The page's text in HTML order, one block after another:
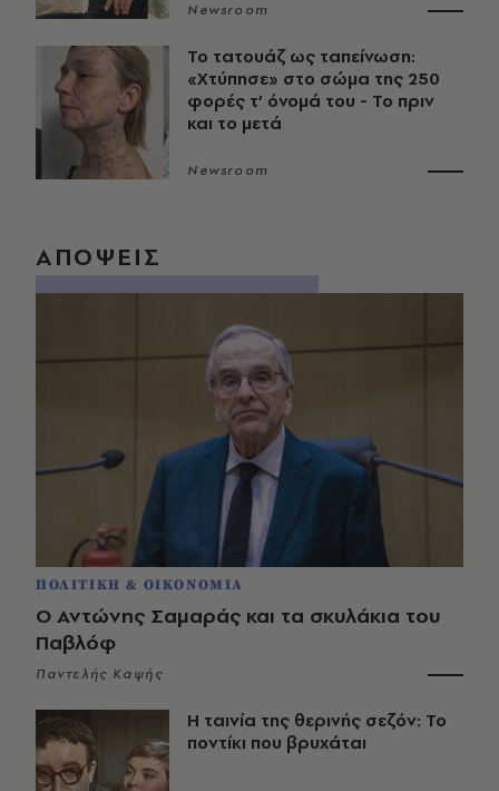
Newsroom
Το τατουάζ ως ταπείνωση:
«Χτύπησε» στο σώμα της 250
φορές τ’ όνομά του - Το πριν
και το μετά
Newsroom
ΑΠΟΨΕΙΣ
ΠΟΛΙΤΙΚΗ & ΟΙΚΟΝΟΜΙΑ
Ο Αντώνης Σαμαράς και τα σκυλάκια του
Παβλόφ
Παντελής Καψής
Η ταινία της θερινής σεζόν: Το
ποντίκι που βρυχάται